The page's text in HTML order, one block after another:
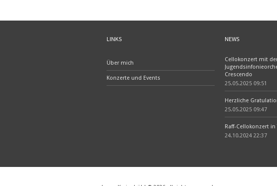
LINKS
Über mich
Konzerte und Events
NEWS
Cellokonzert mit
Crescendo
25.05.2025 09:51
Herzliche
25.05.2025 09:47
Raff-Cellokonzert in
24.10.2024 22:37